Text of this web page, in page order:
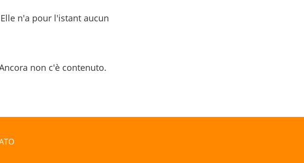
n'a pour l'istant aucun
non c'è contenuto.